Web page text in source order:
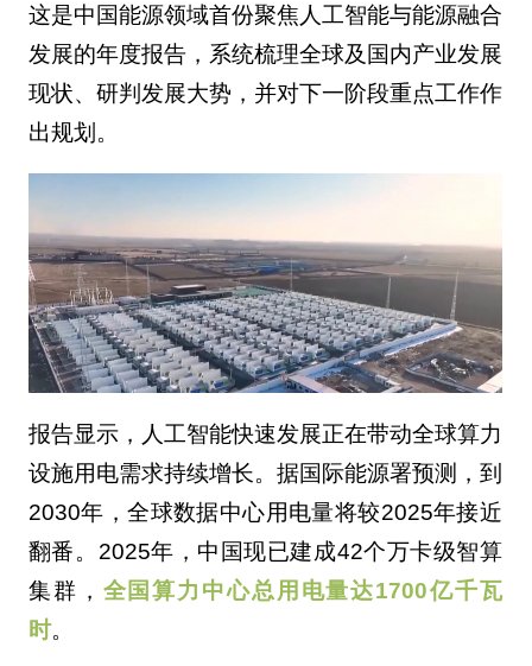
这是中国能源领域首份聚焦人工智能与能源融合
发展的年度报告，系统梳理全球及国内产业发展
现状、研判发展大势，并对下一阶段重点工作作
出规划。
报告显示，人工智能快速发展正在带动全球算力
设施用电需求持续增长。据国际能源署预测，到
2030年，全球数据中心用电量将较2025年接近
翻番。2025年，中国现已建成42个万卡级智算
集群， 全国算力中心总用电量达1700亿千瓦
时。